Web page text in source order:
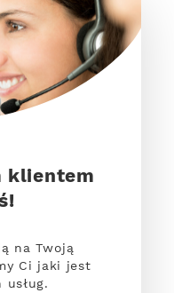
klientem
na Twoją
Ci jaki jest
usług.